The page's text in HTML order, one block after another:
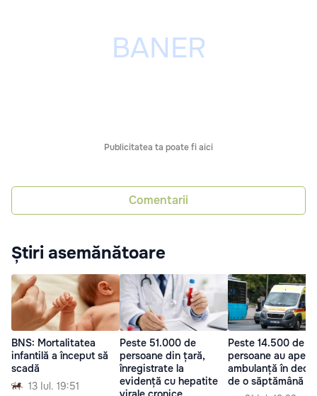
Publicitatea ta poate fi aici
Comentarii
Știri asemănătoare
BNS: Mortalitatea
infantilă a început să
scadă
13 Iul. 19:51
Peste 51.000 de
persoane din țară,
înregistrate la
evidență cu hepatite
Peste 14.500 de
persoane au
ambulanță în
de o săptămână